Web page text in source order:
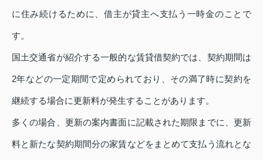
に住み続けるために、借主が貸主へ支払う一時金のことで
す。
国土交通省が紹介する一般的な賃貸借契約では、契約期間は
2年などの一定期間で定められており、その満了時に契約を
継続する場合に更新料が発生することがあります。
多くの場合、更新の案内書面に記載された期限までに、更新
料と新たな契約期間分の家賃などをまとめて支払う流れとな